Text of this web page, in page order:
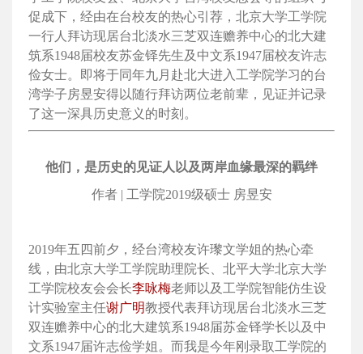
促成下，经由在台校友的热心引荐，北京大学工学院
一行人拜访现居台北淡水三芝双连赡养中心的北大建
筑系1948届校友苏金铎先生及中文系1947届校友许志
俭女士。即将于同年九月赴北大进入工学院学习的台
湾学子房昱安得以随行拜访两位老前辈，见证并记录
了这一深具历史意义的时刻。
他们，是历史的见证人以及两岸血缘最深的羁绊
作者 | 工学院2019级硕士 房昱安
2019年五四前夕，经台湾校友许瓈文学姐的热心牵
线，由北京大学工学院助理院长、北平大学北京大学
工学院校友会会长李咏梅老师以及工学院智能仿生设
计实验室主任谢广明教授代表拜访现居台北淡水三芝
双连赡养中心的北大建筑系1948届苏金铎学长以及中
文系1947届许志俭学姐。而我是今年刚录取工学院的